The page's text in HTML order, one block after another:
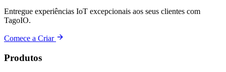
Entregue experiências IoT excepcionais aos seus clientes com
TagoIO.
Comece a Criar
Produtos